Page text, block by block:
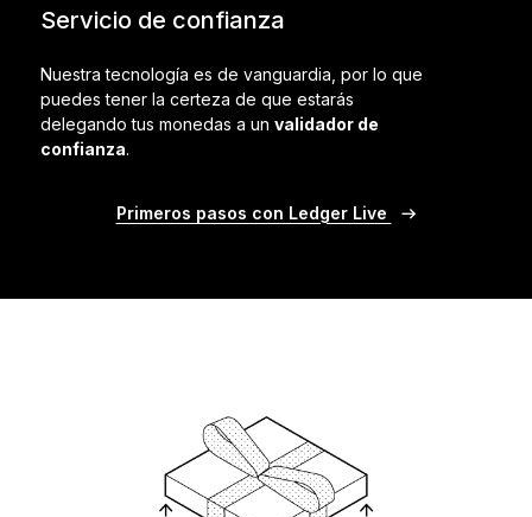
Servicio de confianza
Nuestra tecnología es de vanguardia, por lo que
puedes tener la certeza de que estarás
delegando tus monedas a unvalidador de
confianza.
Primeros pasos con Ledger Live